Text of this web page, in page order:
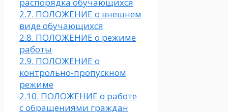
распорядка обучающихся
2.7. ПОЛОЖЕНИЕ о внешнем
виде обучающихся
2.8. ПОЛОЖЕНИЕ о режиме
работы
2.9. ПОЛОЖЕНИЕ о
контрольно-пропускном
режиме
2.10. ПОЛОЖЕНИЕ о работе
с обращениями граждан